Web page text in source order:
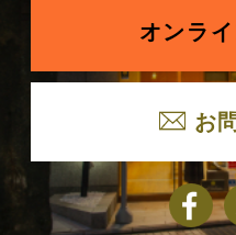
オンラ
お